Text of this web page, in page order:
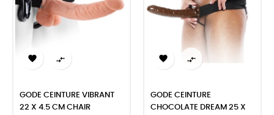
 
GODE CEINTURE VIBRANT
22 X 4.5 CM CHAIR
 
GODE CEINTURE
CHOCOLATE DREAM 25 X